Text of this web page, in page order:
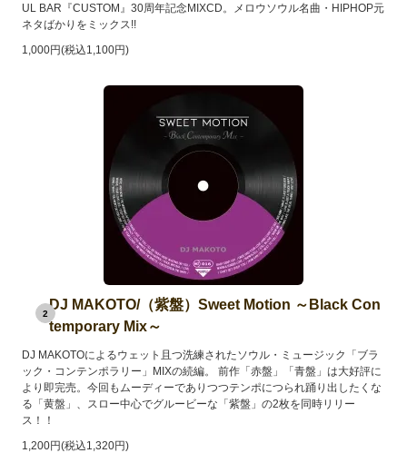
UL BAR『CUSTOM』30周年記念MIXCD。メロウソウル名曲・HIPHOP元
ネタばかりをミックス!!
1,000円(税込1,100円)
2
DJ MAKOTO/（紫盤）Sweet Motion ～Black Con
temporary Mix～
DJ MAKOTOによるウェット且つ洗練されたソウル・ミュージック「ブラ
ック・コンテンポラリー」MIXの続編。 前作「赤盤」「青盤」は大好評に
より即完売。今回もムーディーでありつつテンポにつられ踊り出したくな
る「黄盤」、スロー中心でグルービーな「紫盤」の2枚を同時リリー
ス！！
1,200円(税込1,320円)